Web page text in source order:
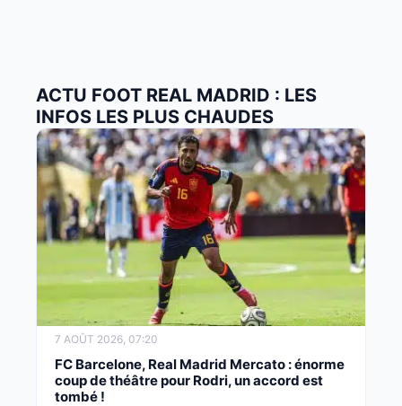
ACTU FOOT REAL MADRID : LES
INFOS LES PLUS CHAUDES
7 AOÛT 2026, 07:20
FC Barcelone, Real Madrid Mercato : énorme
coup de théâtre pour Rodri, un accord est
tombé !